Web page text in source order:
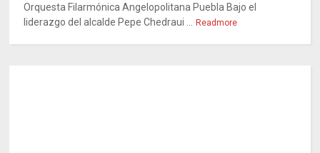
Orquesta Filarmónica Angelopolitana Puebla Bajo el
liderazgo del alcalde Pepe Chedraui ...
Readmore